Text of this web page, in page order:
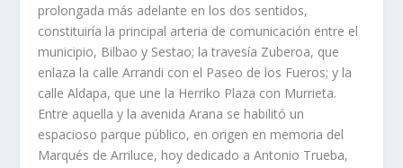
prolongada más adelante en los dos sentidos,
constituirí­a la principal arteria de comunicación entre el
municipio, Bilbao y Sestao; la travesí­a Zuberoa, que
enlaza la calle Arrandi con el Paseo de los Fueros; y la
calle Aldapa, que une la Herriko Plaza con Murrieta.
Entre aquella y la avenida Arana se habilitó un
espacioso parque público, en origen en memoria del
Marqués de Arriluce, hoy dedicado a Antonio Trueba,